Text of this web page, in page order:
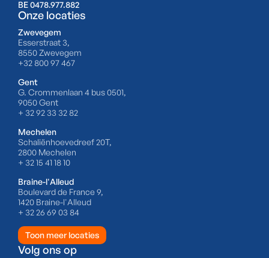
BE 0478.977.882
Onze locaties
Zwevegem
Esserstraat 3,
8550 Zwevegem
+32 800 97 467
Gent
G. Crommenlaan 4 bus 0501,
9050 Gent
+ 32 92 33 32 82
Mechelen
Schaliënhoevedreef 20T,
2800 Mechelen
+ 32 15 41 18 10
Braine-l'Alleud
Boulevard de France 9,
1420 Braine-l'Alleud
+ 32 26 69 03 84
Toon meer locaties
Volg ons op